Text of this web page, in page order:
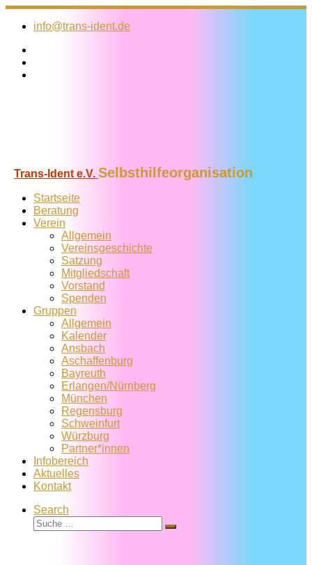
Zum
Inhalt
info@trans-ident.de
Trans-Ident e.V. Selbsthilfeorganisation
Startseite
Beratung
Verein
Allgemein
Vereins­geschichte
Satzung
Mitglied­schaft
Vorstand
Spenden
Gruppen
Allgemein
Kalender
Ansbach
Aschaffenburg
Bayreuth
Erlangen/Nürnberg
München
Regensburg
Schweinfurt
Würzburg
Partner*innen
Infobereich
Aktuelles
Kontakt
Search
Suche
Suche